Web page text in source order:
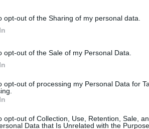
opt-out of the Sharing of my personal data.
opt-out of the Sale of my Personal Data.
opt-out of processing my Personal Data for
opt-out of Collection, Use, Retention, Sale,
Data that Is Unrelated with the
Ελλάδας με την
η Τζούλια
βάλει την
βρουν κάποια
αρέσει να πετάει τα